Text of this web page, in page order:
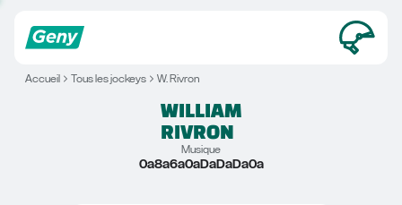
Accueil Tous les jockeys W. Rivron
WILLIAM
RIVRON
Musique
0a8a6a0aDaDaDa0a